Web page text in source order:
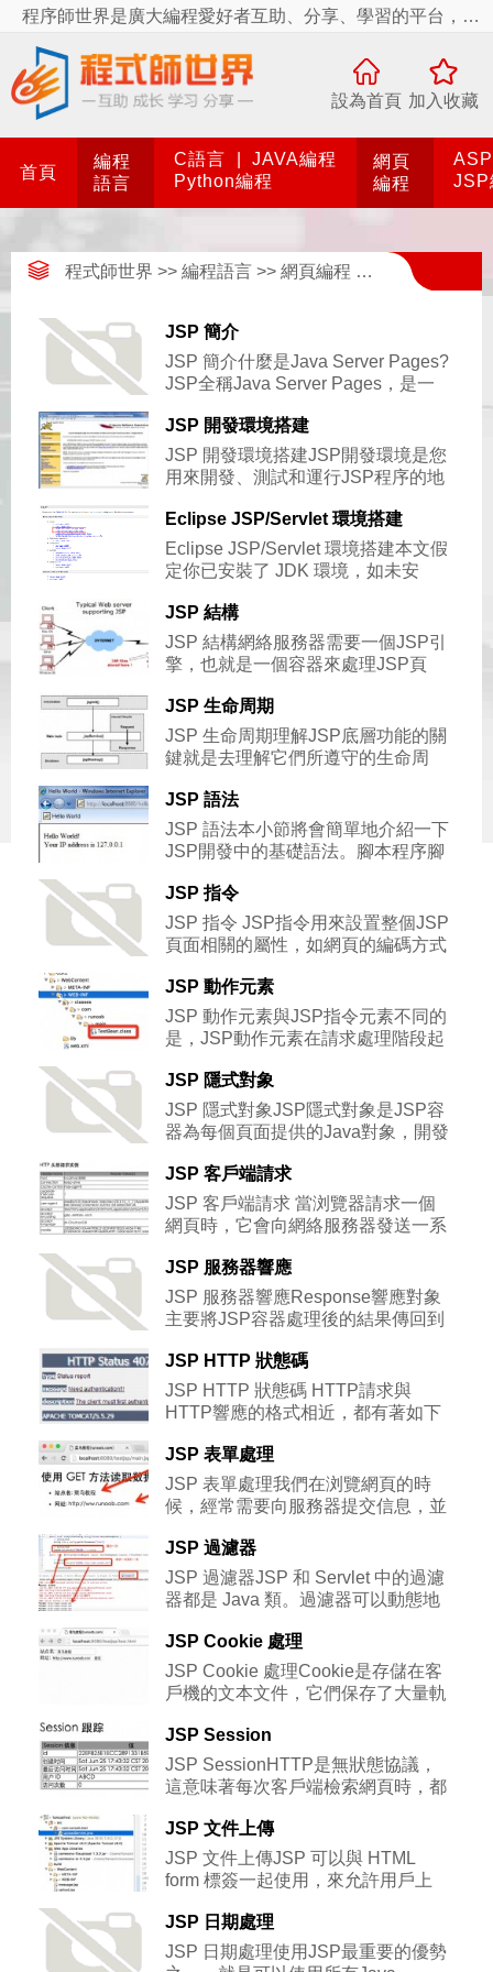
程序師世界是廣大編程愛好者互助、分享、學習的平台，程序師世界有你更精彩！
設為首頁 加入收藏
首頁
編程
語言
C語言
JAVA編程
Python編程
網頁
編程
JSP
程式師世界 >> 編程語言 >> 網頁編程 JSP編程
JSP 簡介
JSP 簡介什麼是Java Server Pages?
JSP全稱Java Server Pages，是一
JSP 開發環境搭建
JSP 開發環境搭建JSP開發環境是您
用來開發、測試和運行JSP程序的地
幾個步驟。如果你使用的是Eclipse JSP/Servlet 環境搭建
Eclipse JSP/Servlet 環境搭建本文假
定你已安裝了 JDK 環境，如未安
JSP 結構
JSP 結構網絡服務器需要一個JSP引
擎，也就是一個容器來處理JSP頁
嵌JSP容器的ApacheJSP 生命周期
JSP 生命周期理解JSP底層功能的關
鍵就是去理解它們所遵守的生命周
似於servlet生命周期，
JSP 語法
JSP 語法本小節將會簡單地介紹一下
JSP開發中的基礎語法。腳本程序腳
達式，只要它們在腳本語言
JSP 指令
JSP 指令 JSP指令用來設置整個JSP
頁面相關的屬性，如網頁的編碼方式
JSP 動作元素
JSP 動作元素與JSP指令元素不同的
是，JSP動作元素在請求處理階段起
動作可以動態地插入文JSP 隱式對象
JSP 隱式對象JSP隱式對象是JSP容
器為每個頁面提供的Java對象，開發
也被稱為預定義變量。JSP 客戶端請求
JSP 客戶端請求 當浏覽器請求一個
網頁時，它會向網絡服務器發送一系
HTTP信息頭的一部分來傳送的。您
JSP 服務器響應
JSP 服務器響應Response響應對象
主要將JSP容器處理後的結果傳回到
向客戶端發送
JSP HTTP 狀態碼
JSP HTTP 狀態碼 HTTP請求與
HTTP響應的格式相近，都有著如下
JSP 表單處理
JSP 表單處理我們在浏覽網頁的時
候，經常需要向服務器提交信息，並
向服務器提交數據。GE
JSP 過濾器
JSP 過濾器JSP 和 Servlet 中的過濾
器都是 Java 類。過濾器可以動態地
的信息。可
JSP Cookie 處理
JSP Cookie 處理Cookie是存儲在客
戶機的文本文件，它們保存了大量軌
HTTP
JSP Session
JSP SessionHTTP是無狀態協議，
這意味著每次客戶端檢索網頁時，都
先前客戶端請求的任何信
JSP 文件上傳
JSP 文件上傳JSP 可以與 HTML
form 標簽一起使用，來允許用戶上
文件或任何文檔。本章JSP 日期處理
JSP 日期處理使用JSP最重要的優勢